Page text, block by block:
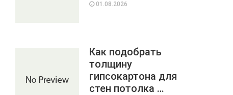
01.08.2026
Как подобрать
толщину
гипсокартона для
стен потолка …